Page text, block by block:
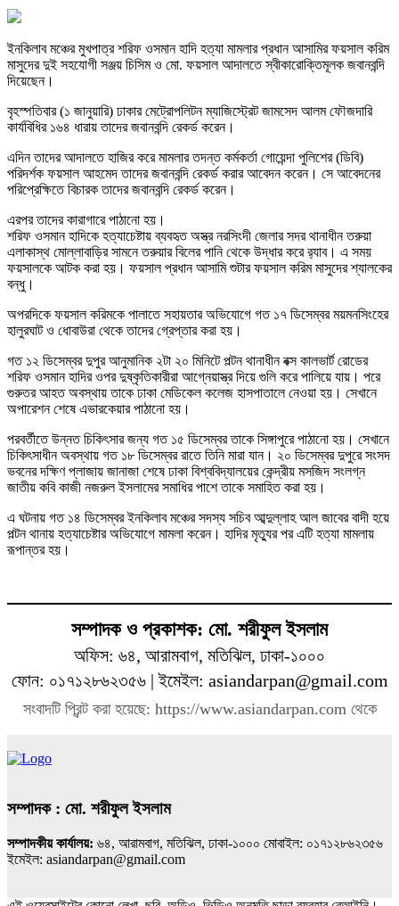
ইনকিলাব মঞ্চের মুখপাত্র শরিফ ওসমান হাদি হত্যা মামলার প্রধান আসামির ফয়সাল করিম
মাসুদের দুই সহযোগী সঞ্জয় চিসিম ও মো. ফয়সাল আদালতে স্বীকারোক্তিমূলক জবানবন্দি
দিয়েছেন।
বৃহস্পতিবার (১ জানুয়ারি) ঢাকার মেট্রোপলিটন ম্যাজিস্ট্রেট জামসেদ আলম ফৌজদারি
কার্যবিধির ১৬৪ ধারায় তাদের জবানবন্দি রেকর্ড করেন।
এদিন তাদের আদালতে হাজির করে মামলার তদন্ত কর্মকর্তা গোয়েন্দা পুলিশের (ডিবি)
পরিদর্শক ফয়সাল আহমেদ তাদের জবানবন্দি রেকর্ড করার আবেদন করেন। সে আবেদনের
পরিপ্রেক্ষিতে বিচারক তাদের জবানবন্দি রেকর্ড করেন।
এরপর তাদের কারাগারে পাঠানো হয়।
শরিফ ওসমান হাদিকে হত্যাচেষ্টায় ব্যবহৃত অস্ত্র নরসিংদী জেলার সদর থানাধীন তরুয়া
এলাকাস্থ মোল্লাবাড়ির সামনে তরুয়ার বিলের পানি থেকে উদ্ধার করে র‌্যাব। এ সময়
ফয়সালকে আটক করা হয়। ফয়সাল প্রধান আসামি শুটার ফয়সাল করিম মাসুদের শ্যালকের
বন্ধু।
অপরদিকে ফয়সাল করিমকে পালাতে সহায়তার অভিযোগে গত ১৭ ডিসেম্বর ময়মনসিংহের
হালুরঘাট ও ধোবাউরা থেকে তাদের গ্রেপ্তার করা হয়।
গত ১২ ডিসেম্বর দুপুর আনুমানিক ২টা ২০ মিনিটে পল্টন থানাধীন বক্স কালভার্ট রোডের
শরিফ ওসমান হাদির ওপর দুষ্কৃতিকারীরা আগ্নেয়াস্ত্র দিয়ে গুলি করে পালিয়ে যায়। পরে
গুরুতর আহত অবস্থায় তাকে ঢাকা মেডিকেল কলেজ হাসপাতালে নেওয়া হয়। সেখানে
অপারেশন শেষে এভারকেয়ার পাঠানো হয়।
পরবর্তীতে উন্নত চিকিৎসার জন্য গত ১৫ ডিসেম্বর তাকে সিঙ্গাপুরে পাঠানো হয়। সেখানে
চিকিৎসাধীন অবস্থায় গত ১৮ ডিসেম্বর রাতে তিনি মারা যান। ২০ ডিসেম্বর দুপুরে সংসদ
ভবনের দক্ষিণ প্লাজায় জানাজা শেষে ঢাকা বিশ্ববিদ্যালয়ের কেন্দ্রীয় মসজিদ সংলগ্ন
জাতীয় কবি কাজী নজরুল ইসলামের সমাধির পাশে তাকে সমাহিত করা হয়।
এ ঘটনায় গত ১৪ ডিসেম্বর ইনকিলাব মঞ্চের সদস্য সচিব আব্দুল্লাহ আল জাবের বাদী হয়ে
পল্টন থানায় হত্যাচেষ্টার অভিযোগে মামলা করেন। হাদির মৃত্যুর পর এটি হত্যা মামলায়
রূপান্তর হয়।
সম্পাদক ও প্রকাশক: মো. শরীফুল ইসলাম
অফিস: ৬৪, আরামবাগ, মতিঝিল, ঢাকা-১০০০
ফোন: ০১৭১২৮৬২৩৫৬ | ইমেইল: asiandarpan@gmail.com
সংবাদটি প্রিন্ট করা হয়েছে: https://www.asiandarpan.com থেকে
সম্পাদক : মো. শরীফুল ইসলাম
সম্পাদকীয় কার্যালয়: ৬৪, আরামবাগ, মতিঝিল, ঢাকা-১০০০ মোবাইল: ০১৭১২৮৬২৩৫৬
ইমেইল: asiandarpan@gmail.com